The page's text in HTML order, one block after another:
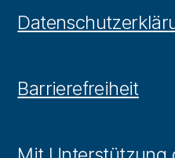
Barrierefreiheit